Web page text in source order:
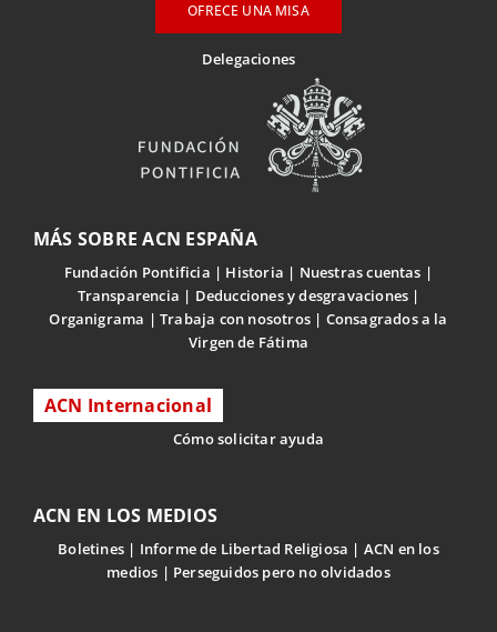
OFRECE UNA MISA
Delegaciones
MÁS SOBRE ACN ESPAÑA
Fundación Pontificia Historia
Nuestras cuentas
Transparencia
Deducciones y desgravaciones
Organigrama
Trabaja con nosotros
Consagrados a la
Virgen de Fátima
ACN Internacional
Cómo solicitar ayuda
ACN EN LOS MEDIOS
Boletines Informe de Libertad Religiosa
ACN en los
medios
Perseguidos pero no olvidados